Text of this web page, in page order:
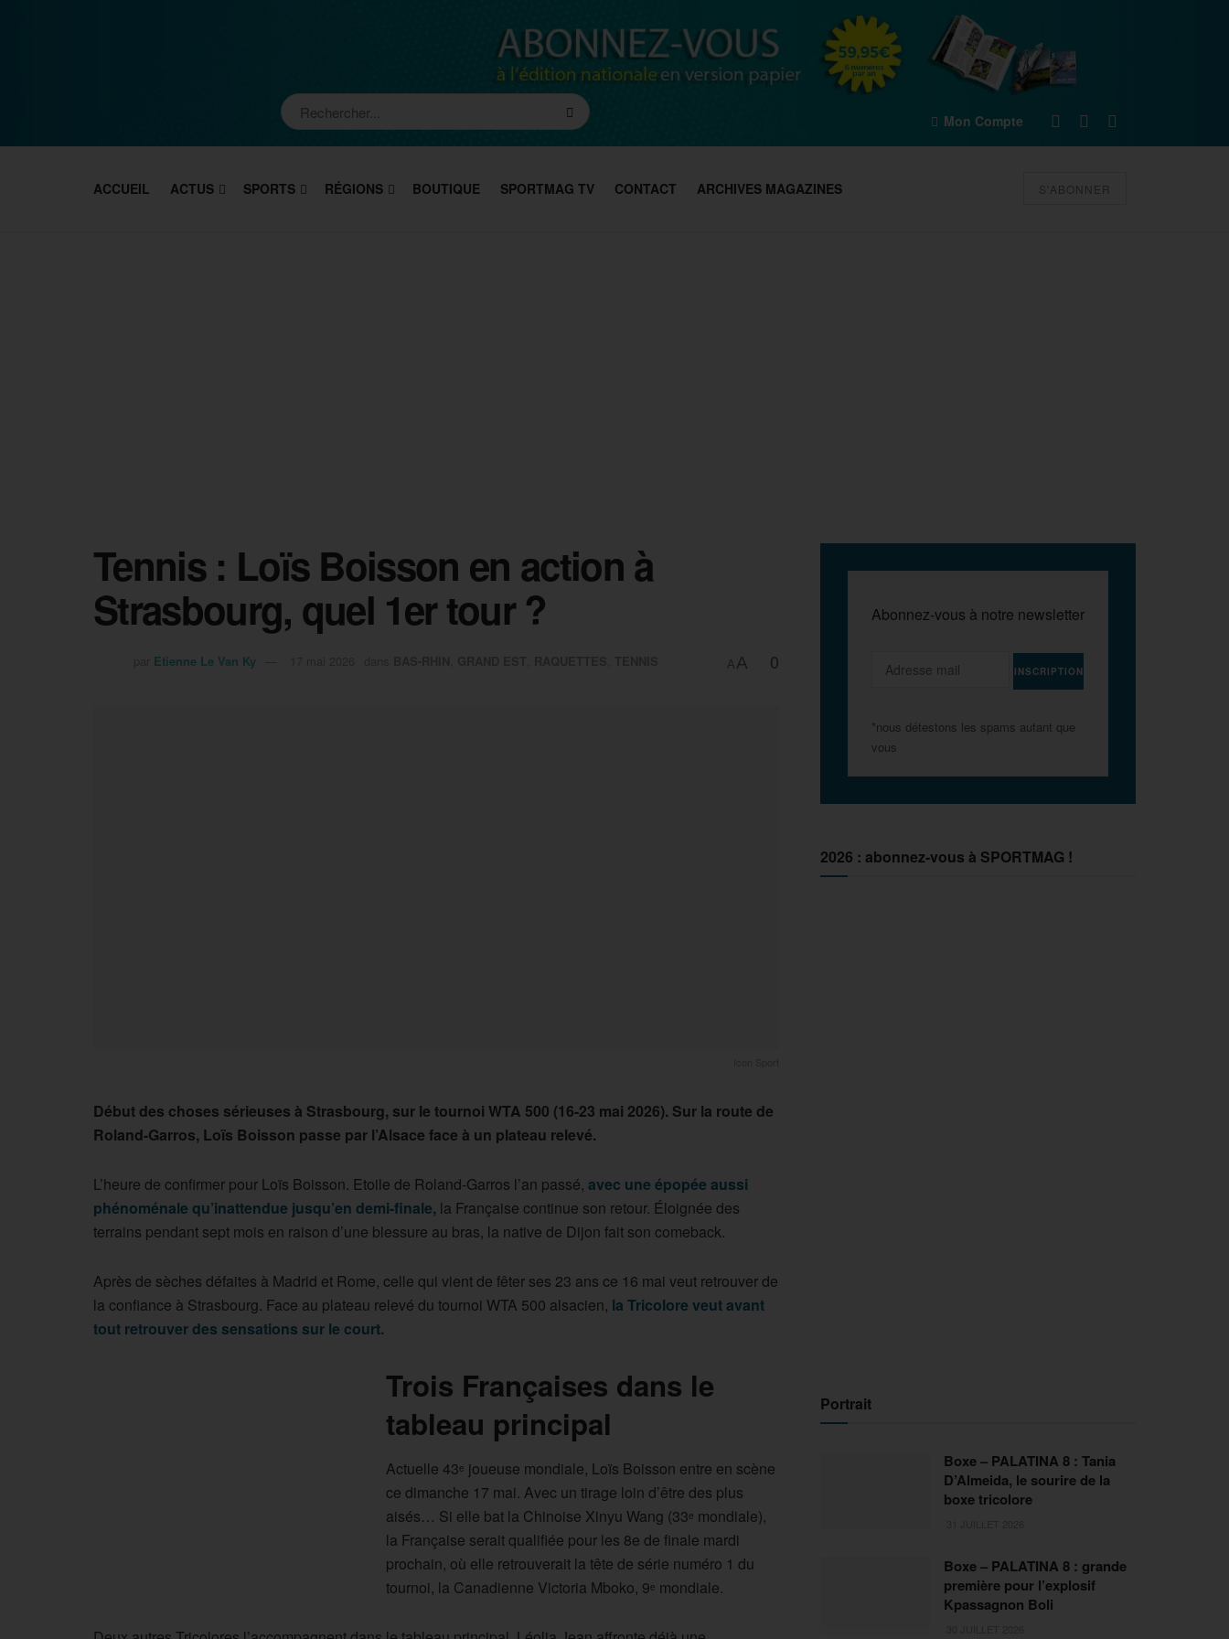
Mon Compte
ACCUEIL ACTUS SPORTS RÉGIONS BOUTIQUE SPORTMAG TV CONTACT ARCHIVES MAGAZINES S'ABONNER
Tennis : Loïs Boisson en action à
Strasbourg, quel 1er tour ?
Etienne Le Van Ky A A 0
Début des choses sérieuses à Strasbourg, sur le tournoi WTA 500 (16-23 mai 2026). Sur la route de
Roland-Garros, Loïs Boisson passe par l’Alsace face à un plateau relevé.
L’heure de confirmer pour Loïs Boisson. Etoile de Roland-Garros l’an passé, avec une épopée aussi
phénoménale qu’inattendue jusqu’en demi-finale, la Française continue son retour. Éloignée des
terrains pendant sept mois en raison d’une blessure au bras, la native de Dijon fait son comeback.
Après de sèches défaites à Madrid et Rome, celle qui vient de fêter ses 23 ans ce 16 mai veut retrouver de
la confiance à Strasbourg. Face au plateau relevé du tournoi WTA 500 alsacien, la Tricolore veut avant
tout retrouver des sensations sur le court.
Trois Françaises dans le
tableau principal
Actuelle 43e joueuse mondiale, Loïs Boisson entre en scène
ce dimanche 17 mai. Avec un tirage loin d’être des plus
aisés… Si elle bat la Chinoise Xinyu Wang (33e mondiale),
la Française serait qualifiée pour les 8e de finale mardi
prochain, où elle retrouverait la tête de série numéro 1 du
tournoi, la Canadienne Victoria Mboko, 9e mondiale.
Abonnez-vous à notre newsletter
*nous détestons les spams autant que
vous
2026 : abonnez-vous à SPORTMAG !
Portrait
Boxe – PALATINA 8 : Tania
D’Almeida, le sourire de la
boxe tricolore
Boxe – PALATINA 8 : grande
première pour l’explosif
Kpassagnon Boli